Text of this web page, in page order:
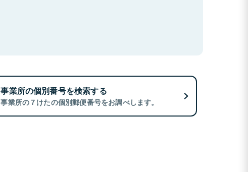
事業所の個別番号を検索する
事業所の７けたの個別郵便番号をお調べします。